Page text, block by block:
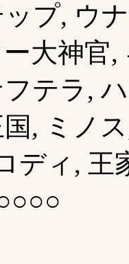
プ, ウ
大神官
テラ,
, ミノ
ディ, 王